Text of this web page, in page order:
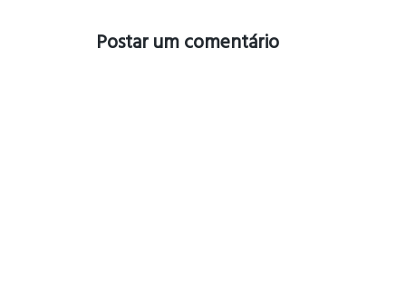
Postar um comentário